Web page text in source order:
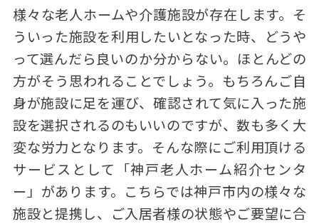
様々な老人ホームや介護施設が存在します。そ
ういった施設を利用したいとなった時、どうや
って選んだら良いのか分からない。ほとんどの
方がそう思われることでしょう。もちろんご自
身が施設に足を運び、確認されて気に入った施
設を選択されるのもいいのですが、数も多く大
変な労力となります。そんな際にご利用頂ける
サービスとして「神戸老人ホーム紹介センタ
ー」があります。こちらでは神戸市内の様々な
施設と提携し、ご入居者様の状態やご要望に合